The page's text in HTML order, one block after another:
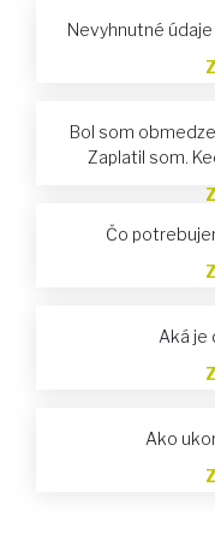
Nevyhnutné
Bol som
Zaplatil som.
Čo
Aká je
Ako